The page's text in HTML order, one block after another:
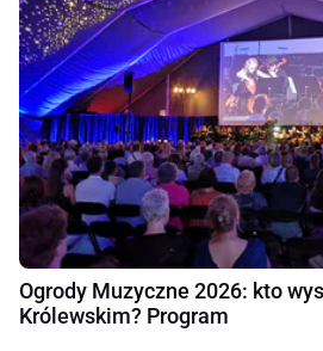
Ogrody Muzyczne 2026: kto
Królewskim? Program